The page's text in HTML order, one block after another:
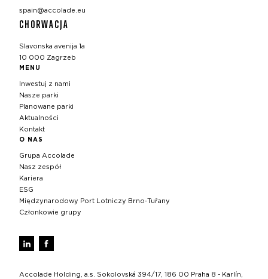
spain@accolade.eu
CHORWACJA
Slavonska avenija 1a
10 000 Zagrzeb
MENU
Inwestuj z nami
Nasze parki
Planowane parki
Aktualności
Kontakt
O NAS
Grupa Accolade
Nasz zespół
Kariera
ESG
Międzynarodowy Port Lotniczy Brno‑Tuřany
Członkowie grupy
Accolade Holding, a.s. Sokolovská 394/17, 186 00 Praha 8 - Karlín,